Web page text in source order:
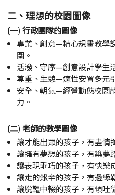
二、理想的校園圖像
(一) 行政團隊的圖像
專業、創意—精心規畫教學
圍。
活潑、守序—創意設計學生
尊重、生憩—適性安置多元
安全、朝氣—經營動態校園
力。
(二) 老師的教學圖像
讓才能出眾的孩子，有盡情
讓擁有夢想的孩子，有築夢
讓表現乖巧的孩子，有快樂
讓走的艱辛的孩子，有邊緣
讓脫韁中輟的孩子，有傾吐